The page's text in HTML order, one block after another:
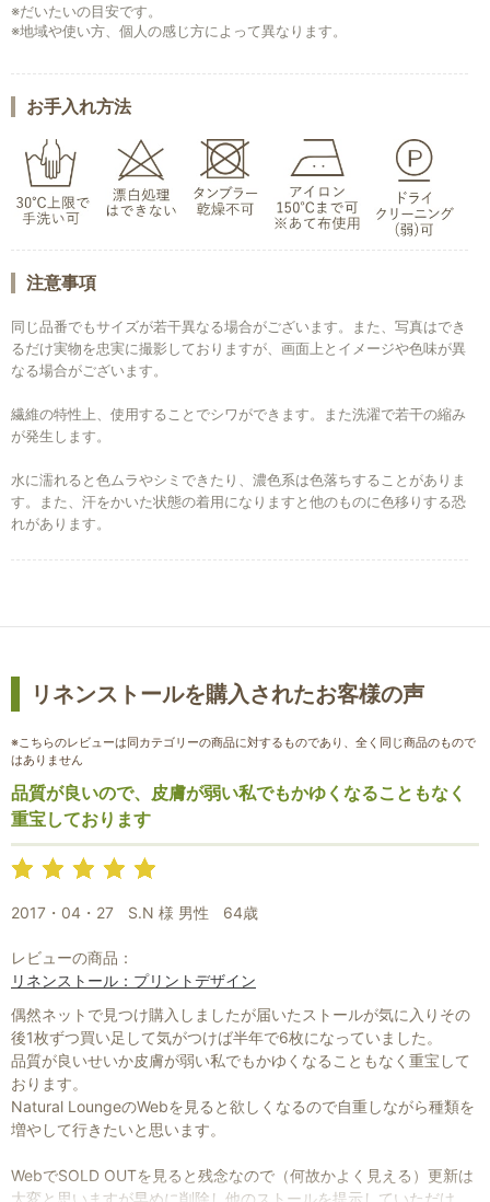
お買い物を続ける
※だいたいの目安です。
※地域や使い方、個人の感じ方によって異なります。
お手入れ方法
注意事項
同じ品番でもサイズが若干異なる場合がございます。また、写真はでき
るだけ実物を忠実に撮影しておりますが、画面上とイメージや色味が異
なる場合がございます。
繊維の特性上、使用することでシワができます。また洗濯で若干の縮み
が発生します。
水に濡れると色ムラやシミできたり、濃色系は色落ちすることがありま
す。また、汗をかいた状態の着用になりますと他のものに色移りする恐
れがあります。
リネンストールを購入されたお客様の声
※こちらのレビューは同カテゴリーの商品に対するものであり、全く同じ商品のもので
はありません
品質が良いので、皮膚が弱い私でもかゆくなることもなく
重宝しております
2017・04・27 S.N 様 男性 64歳
レビューの商品：
リネンストール：プリントデザイン
偶然ネットで見つけ購入しましたが届いたストールが気に入りその
後1枚ずつ買い足して気がつけば半年で6枚になっていました。
品質が良いせいか皮膚が弱い私でもかゆくなることもなく重宝して
おります。
Natural LoungeのWebを見ると欲しくなるので自重しながら種類を
増やして行きたいと思います。
WebでSOLD OUTを見ると残念なので（何故かよく見える）更新は
大変と思いますが早めに削除し他のストールを提示していただける